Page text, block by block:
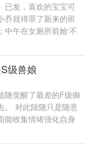
已发，喜欢的宝宝可
乔就得罪了新来的班
午在女厕所前她‘不
级兽娘
随觉醒了最差的F级御
。 对此陆随只是随意
能收集情绪强化自身
中SSS级没有问题。
舍友竟然都是女人，